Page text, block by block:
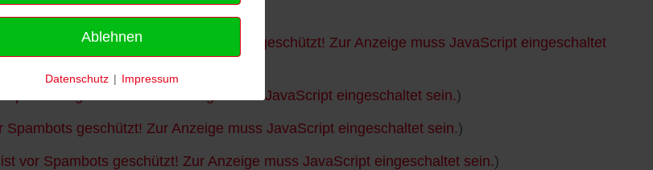
Diese E-Mail-Adresse ist vor Spambots geschützt! Zur Anzeige muss JavaScript eingeschaltet
geschützt! Zur Anzeige muss JavaScript eingeschaltet sein.)
Spambots geschützt! Zur Anzeige muss JavaScript eingeschaltet sein.)
vor Spambots geschützt! Zur Anzeige muss JavaScript eingeschaltet sein.)
Ablehnen
Datenschutz | Impressum